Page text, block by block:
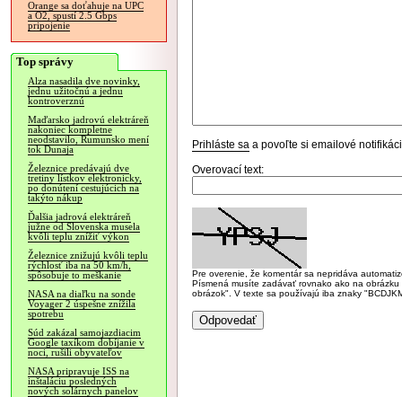
Orange sa doťahuje na UPC
a O2, spustí 2.5 Gbps
pripojenie
Top správy
Alza nasadila dve novinky,
jednu užitočnú a jednu
kontroverznú
Maďarsko jadrovú elektráreň
nakoniec kompletne
neodstavilo, Rumunsko mení
tok Dunaja
Železnice predávajú dve
tretiny lístkov elektronicky,
po donútení cestujúcich na
takýto nákup
Ďalšia jadrová elektráreň
južne od Slovenska musela
kvôli teplu znížiť výkon
Železnice znižujú kvôli teplu
rýchlosť iba na 50 km/h,
spôsobuje to meškanie
NASA na diaľku na sonde
Voyager 2 úspešne znížila
spotrebu
Súd zakázal samojazdiacim
Google taxíkom dobíjanie v
noci, rušili obyvateľov
NASA pripravuje ISS na
inštaláciu posledných
nových solárnych panelov
Prihláste sa a povoľte si emailové
Overovací text:
Pre overenie, že komentár sa nepridáva
Písmená musíte zadávať rovnako ako na
obrázok". V texte sa používajú iba znaky